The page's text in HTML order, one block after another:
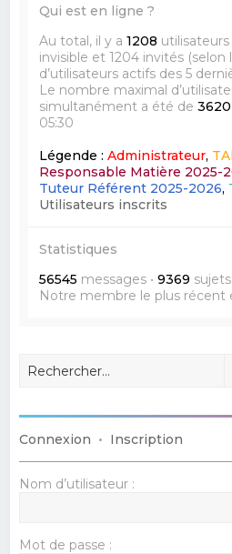
Qui est en ligne ?
Au total, il y a1208
invisible et 1204 invités (selon
d’utilisateurs actifs des 5
Le nombre maximal
simultanément a été de3620
05:30
Légende :Administrateur,
Responsable Matière 2025-
Tuteur Référent 2025-2026,
Utilisateurs inscrits
Statistiques
56545 messages •9369
Notre membre le plus
Connexion • Inscription
Nom d’utilisateur :
Mot de passe :